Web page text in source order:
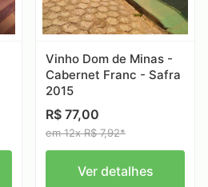
Vinho Dom de Minas -
Cabernet Franc - Safra
2015
R$ 77,00
em 12x R$ 7,92*
Ver detalhes